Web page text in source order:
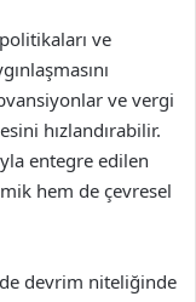
ve
ve vergi
hızlandırabilir.
entegre edilen
hem de çevresel
devrim niteliğinde